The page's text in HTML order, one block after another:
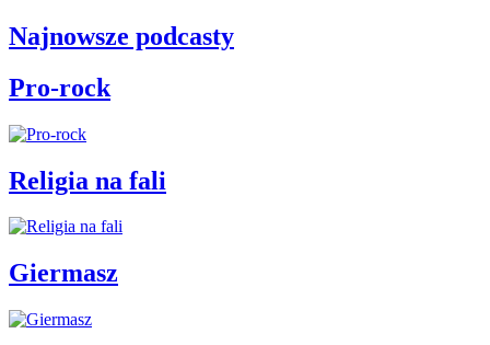
Najnowsze podcasty
Pro-rock
Religia na fali
Giermasz